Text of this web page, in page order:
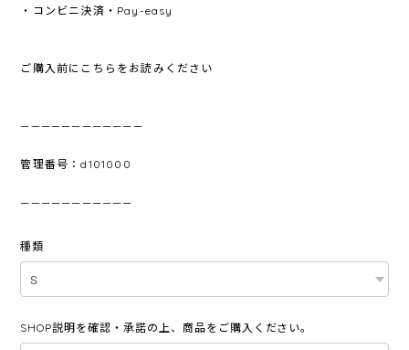
・コンビニ決済・Pay-easy
ご購入前にこちらをお読みください
————————————
管理番号：d101000
———————————
種類
SHOP説明を確認・承諾の上、商品をご購入ください。